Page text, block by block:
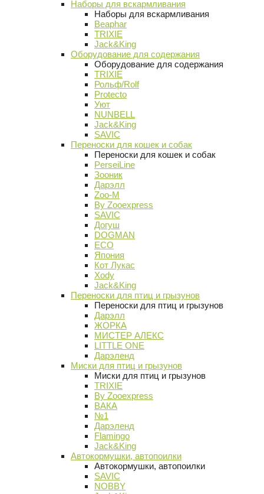
Наборы для вскармливания
Наборы для вскармливания
Beaphar
TRIXIE
Jack&King
Оборудование для содержания
Оборудование для содержания
TRIXIE
Рольф/Rolf
Protecto
Уют
NUNBELL
Jack&King
SAVIC
Переноски для кошек и собак
Переноски для кошек и собак
PerseiLine
Зооник
Дарэлл
Zoo-M
By Zooexpress
SAVIC
Догуш
DOGMAN
ECO
Япония
Кот Лукас
Xody
Jack&King
Переноски для птиц и грызунов
Переноски для птиц и грызунов
Дарэлл
ЖОРКА
МИСТЕР АЛЕКС
LITTLE ONE
Дарэленд
Миски для птиц и грызунов
Миски для птиц и грызунов
TRIXIE
By Zooexpress
ВАКА
№1
Дарэленд
Flamingo
Jack&King
Автокормушки, автопоилки
Автокормушки, автопоилки
SAVIC
NOBBY